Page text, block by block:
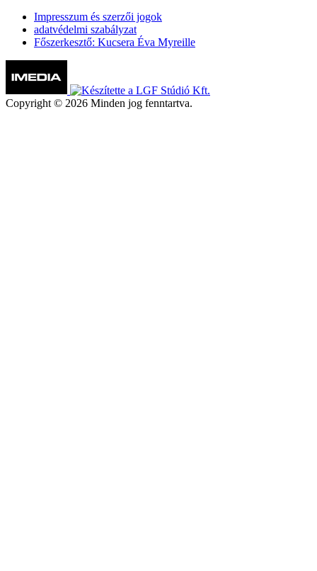
Impresszum és szerzői jogok
adatvédelmi szabályzat
Főszerkesztő: Kucsera Éva Myreille
Copyright © 2026 Minden jog fenntartva.